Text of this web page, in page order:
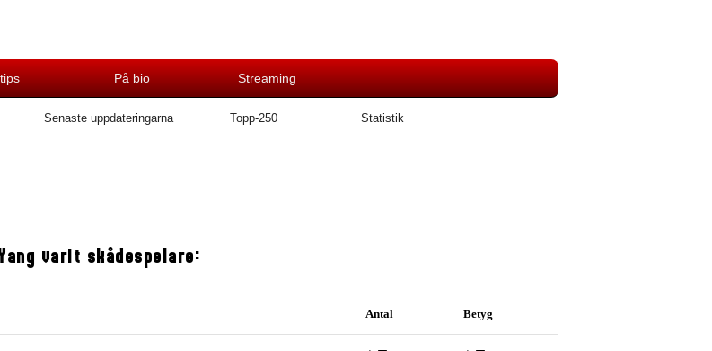
På bio Streaming
Senaste uppdateringarna Topp-250 Statistik
varit skådespelare:
Antal Betyg